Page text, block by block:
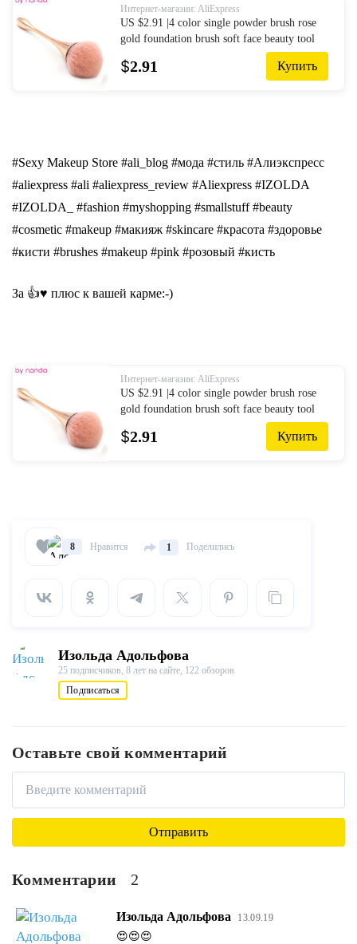
Интернет-магазин: AliExpress
US $2.91 |4 color single powder brush rose
gold foundation brush soft face beauty tool
goblet shaped makeup brushes for foundation
make up-in Eye Shadow Applicator from
$2.91 Купить
#Sexy Makeup Store #ali_blog #мoдa #стиль #Алиэкспресс
#aliexpress #ali #aliexpress_review #Aliexpress #IZOLDA
#IZOLDA_ #fashion #myshopping #smallstuff #beauty
#cosmetic #makeup #макияж #skincare #красота #здоровье
#кисти #brushes #makeup #pink #розовый #кисть
За 👍♥ плюс к вашей карме:-)
Интернет-магазин: AliExpress
US $2.91 |4 color single powder brush rose
gold foundation brush soft face beauty tool
goblet shaped makeup brushes for foundation
make up-in Eye Shadow Applicator from
$2.91 Купить
8 Нравится 1 Поделились
Изольда Адольфова
25 подписчиков, 8 лет на сайте, 122 обзоров
Подписаться
Оставьте свой комментарий
Комментарии 2
Изольда Адольфова 13.09.19
😍😍😍